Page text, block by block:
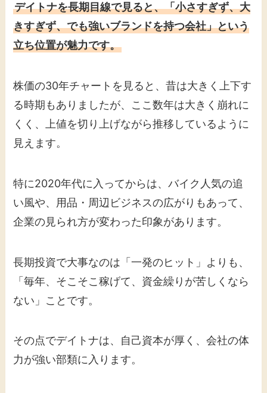
デイトナを長期目線で見ると、「小さすぎず、大
きすぎず、でも強いブランドを持つ会社」という
立ち位置が魅力です。
株価の30年チャートを見ると、昔は大きく上下す
る時期もありましたが、ここ数年は大きく崩れに
くく、上値を切り上げながら推移しているように
見えます。
特に2020年代に入ってからは、バイク人気の追
い風や、用品・周辺ビジネスの広がりもあって、
企業の見られ方が変わった印象があります。
長期投資で大事なのは「一発のヒット」よりも、
「毎年、そこそこ稼げて、資金繰りが苦しくなら
ない」ことです。
その点でデイトナは、自己資本が厚く、会社の体
力が強い部類に入ります。